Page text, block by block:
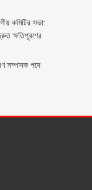
কমিটির সভা:
ক্ষতিপূরণের
সম্পাদক পদে